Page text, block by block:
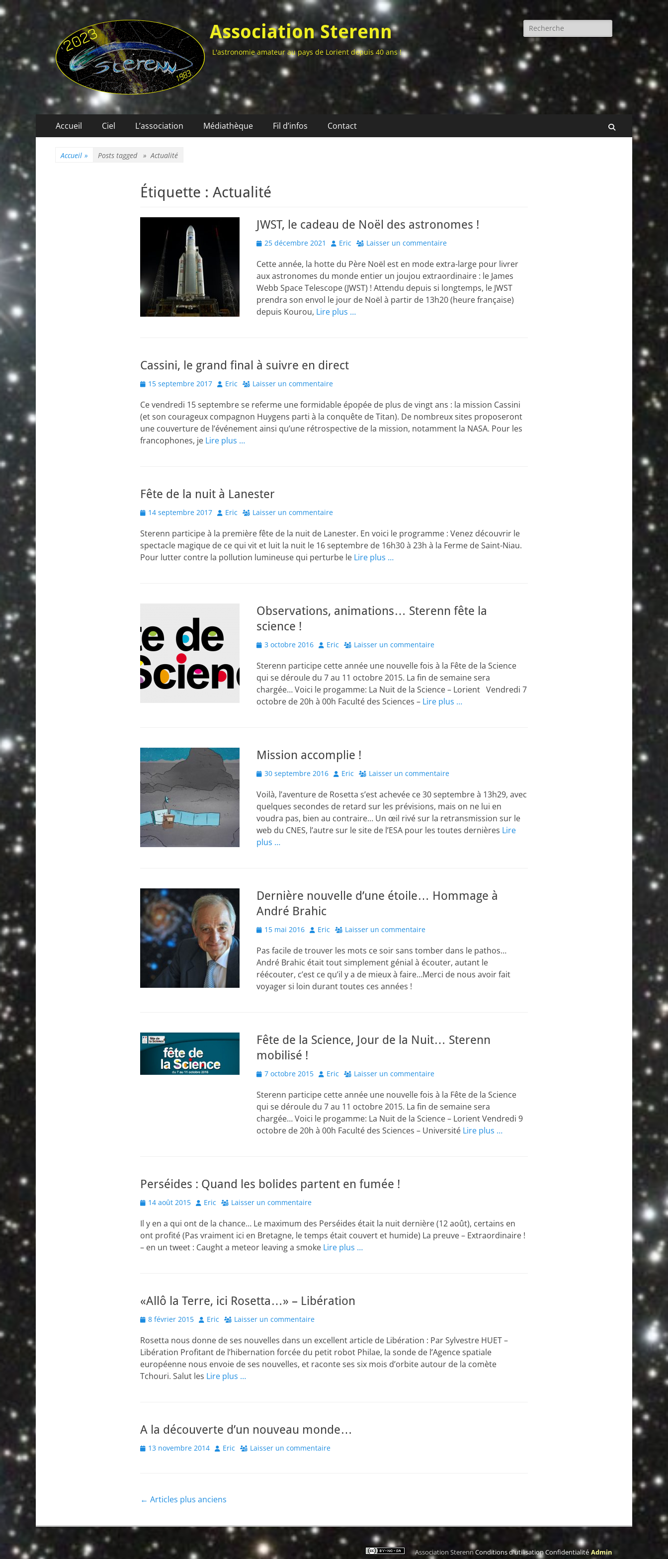
Association Sterenn
L'astronomie amateur au pays de Lorient depuis 40 ans !
Rechercher :
Menu
principal
Accueil Ciel L’association Médiathèque Fil d’infos Contact Recherche
Accueil » Posts tagged »Actualité
Étiquette : Actualité
JWST, le cadeau de Noël des astronomes !
Posted
25 décembre 2021 Author
Eric Laisser un commentaire
Cette année, la hotte du Père Noël est en mode extra-large pour livrer
aux astronomes du monde entier un joujou extraordinaire : le James
Webb Space Telescope (JWST) ! Attendu depuis si longtemps, le JWST
prendra son envol le jour de Noël à partir de 13h20 (heure française)
depuis Kourou, Lire plus …
Cassini, le grand final à suivre en direct
Posted
15 septembre 2017 Author
Eric Laisser un commentaire
Ce vendredi 15 septembre se referme une formidable épopée de plus de vingt ans : la mission Cassini
(et son courageux compagnon Huygens parti à la conquête de Titan). De nombreux sites proposeront
une couverture de l’événement ainsi qu’une rétrospective de la mission, notamment la NASA. Pour les
francophones, je Lire plus …
Fête de la nuit à Lanester
Posted
14 septembre 2017 Author
Eric Laisser un commentaire
Sterenn participe à la première fête de la nuit de Lanester. En voici le programme : Venez découvrir le
spectacle magique de ce qui vit et luit la nuit le 16 septembre de 16h30 à 23h à la Ferme de Saint-Niau.
Pour lutter contre la pollution lumineuse qui perturbe le Lire plus …
Observations, animations… Sterenn fête la
science !
Posted
3 octobre 2016 Author
Eric Laisser un commentaire
Sterenn participe cette année une nouvelle fois à la Fête de la Science
qui se déroule du 7 au 11 octobre 2015. La fin de semaine sera
chargée… Voici le progamme: La Nuit de la Science – Lorient Vendredi 7
octobre de 20h à 00h Faculté des Sciences – Lire plus …
Mission accomplie !
Posted
30 septembre 2016 Author
Eric Laisser un commentaire
Voilà, l’aventure de Rosetta s’est achevée ce 30 septembre à 13h29, avec
quelques secondes de retard sur les prévisions, mais on ne lui en
voudra pas, bien au contraire… Un œil rivé sur la retransmission sur le
web du CNES, l’autre sur le site de l’ESA pour les toutes dernières Lire
plus …
Dernière nouvelle d’une étoile… Hommage à
André Brahic
Posted
15 mai 2016 Author
Eric Laisser un commentaire
Pas facile de trouver les mots ce soir sans tomber dans le pathos…
André Brahic était tout simplement génial à écouter, autant le
réécouter, c’est ce qu’il y a de mieux à faire…Merci de nous avoir fait
voyager si loin durant toutes ces années !
Fête de la Science, Jour de la Nuit… Sterenn
mobilisé !
Posted
7 octobre 2015 Author
Eric Laisser un commentaire
Sterenn participe cette année une nouvelle fois à la Fête de la Science
qui se déroule du 7 au 11 octobre 2015. La fin de semaine sera
chargée… Voici le progamme: La Nuit de la Science – Lorient Vendredi 9
octobre de 20h à 00h Faculté des Sciences – Université Lire plus …
Perséides : Quand les bolides partent en fumée !
Posted
14 août 2015 Author
Eric Laisser un commentaire
Il y en a qui ont de la chance… Le maximum des Perséides était la nuit dernière (12 août), certains en
ont profité (Pas vraiment ici en Bretagne, le temps était couvert et humide) La preuve – Extraordinaire !
– en un tweet : Caught a meteor leaving a smoke Lire plus …
«Allô la Terre, ici Rosetta…» – Libération
Posted
8 février 2015 Author
Eric Laisser un commentaire
Rosetta nous donne de ses nouvelles dans un excellent article de Libération : Par Sylvestre HUET –
Libération Profitant de l’hibernation forcée du petit robot Philae, la sonde de l’Agence spatiale
européenne nous envoie de ses nouvelles, et raconte ses six mois d’orbite autour de la comète
Tchouri. Salut les Lire plus …
A la découverte d’un nouveau monde…
Posted
13 novembre 2014 Author
Eric Laisser un commentaire
Navigation
articles
← Articles plus anciens
Association SterennConditions d'utilisationConfidentialité Admin